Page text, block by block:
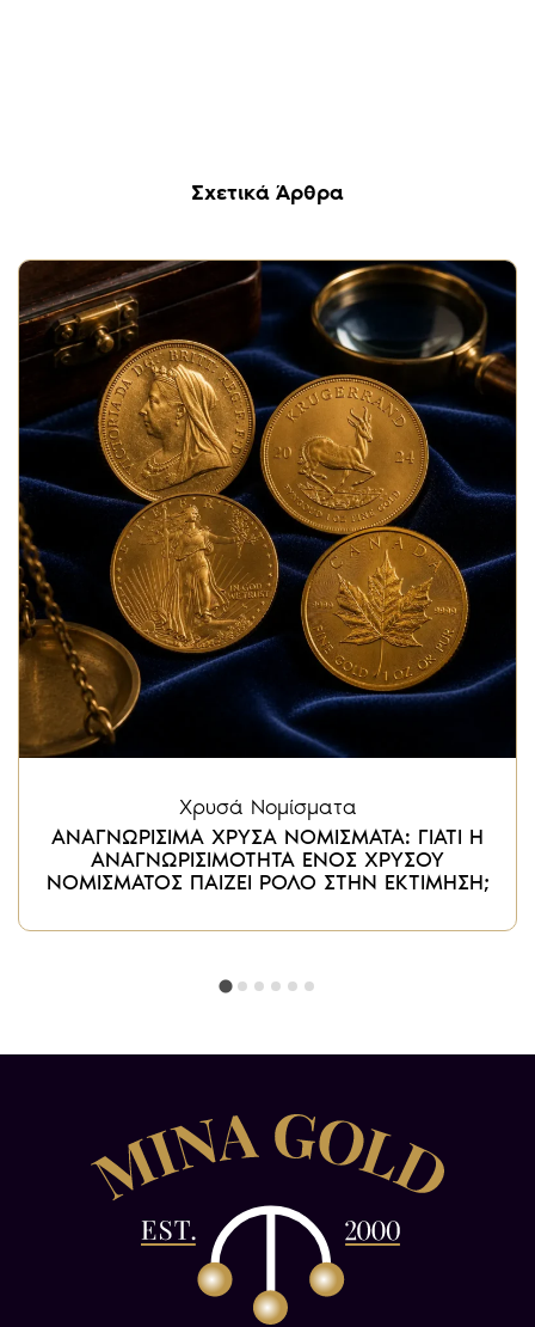
Σχετικά Άρθρα
Χρυσά Νομίσματα
ΑΝΑΓΝΩΡΙΣΙΜΑ ΧΡΥΣΑ ΝΟΜΙΣΜΑΤΑ: ΓΙΑΤΙ Η
ΑΝΑΓΝΩΡΙΣΙΜΟΤΗΤΑ ΕΝΟΣ ΧΡΥΣΟΥ
ΝΟΜΙΣΜΑΤΟΣ ΠΑΙΖΕΙ ΡΟΛΟ ΣΤΗΝ ΕΚΤΙΜΗΣΗ;